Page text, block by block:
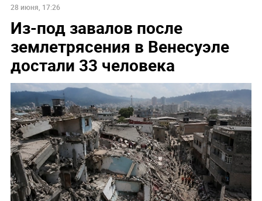
28 июня, 17:26
Из-под завалов после
землетрясения в Венесуэле
достали 33 человека